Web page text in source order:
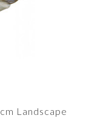
Landscape